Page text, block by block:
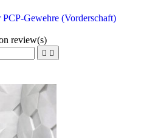
Gewehre (Vorderschaft)
review(s)
 